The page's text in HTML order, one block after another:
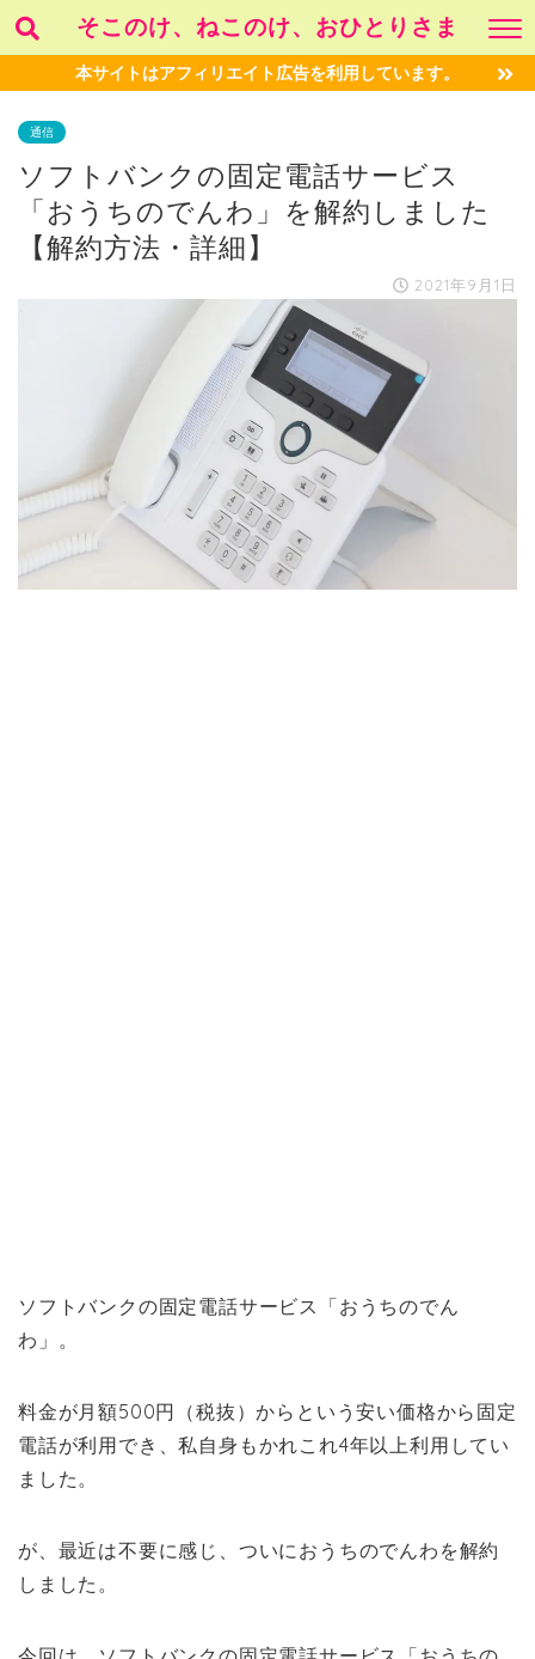
そこのけ、ねこのけ、おひとりさま
本サイトはアフィリエイト広告を利用しています。
通信
ソフトバンクの固定電話サービス
「おうちのでんわ」を解約しました
【解約方法・詳細】
2021年9月1日
ソフトバンクの固定電話サービス「おうちのでん
わ」。
料金が月額500円（税抜）からという安い価格から固定
電話が利用でき、私自身もかれこれ4年以上利用してい
ました。
が、最近は不要に感じ、ついにおうちのでんわを解約
しました。